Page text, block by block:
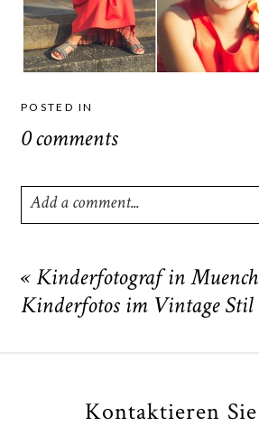
POSTED IN
0 comments
Add a comment...
are marked *
« Kinderfotograf in
Kinderfotos im Vintage Stil
Kontaktieren